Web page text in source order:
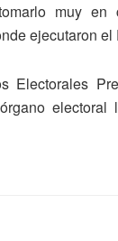
muy en
ejecutaron el
Electorales
electoral